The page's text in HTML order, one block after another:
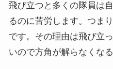
飛び立つと多くの隊員は
るのに苦労します。つま
です。その理由は飛び立
いので方角が解らなくなる